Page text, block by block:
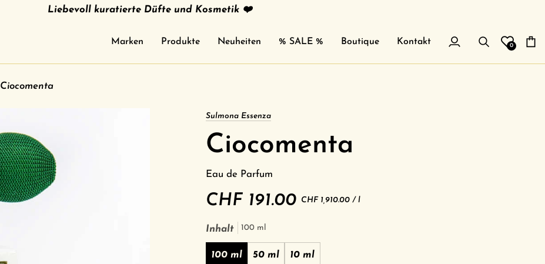
Liebevoll kuratierte Düfte und Kosmetik ❤️
Marken Produkte Neuheiten % SALE % Boutique Kontakt
Mein
Account
Suchen0
Ciocomenta
Sulmona Essenza
Ciocomenta
Eau de Parfum
CHF 191.00 Grundpreis
CHF 1,910.00 /pro
l
Inhalt 100 ml
100 ml 50 ml 10 ml